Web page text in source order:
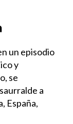
un episodio
y
se
a
España,